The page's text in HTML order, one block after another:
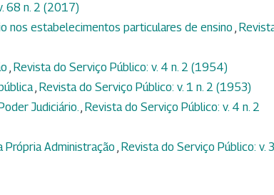
68 n. 2 (2017)
nos estabelecimentos particulares de ensino ,
, Revista do Serviço Público: v. 4 n. 2 (1954)
, Revista do Serviço Público: v. 1 n. 2 (1953)
Judiciário., Revista do Serviço Público: v. 4 n. 2
Própria Administração , Revista do Serviço Público: v.